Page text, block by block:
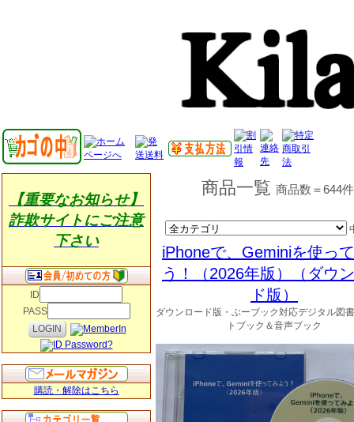
【重要なお知らせ】
詐欺サイトにご注意
下さい
ID
PASS
購読・解除はこちら
商品一覧 商品数＝644
iPhoneで、Geminiを使っ
う！（2026年版）（ダウ
ド版）
ダウンロード版・ぶーブック対応デジタル図
トブック＆音声ブック